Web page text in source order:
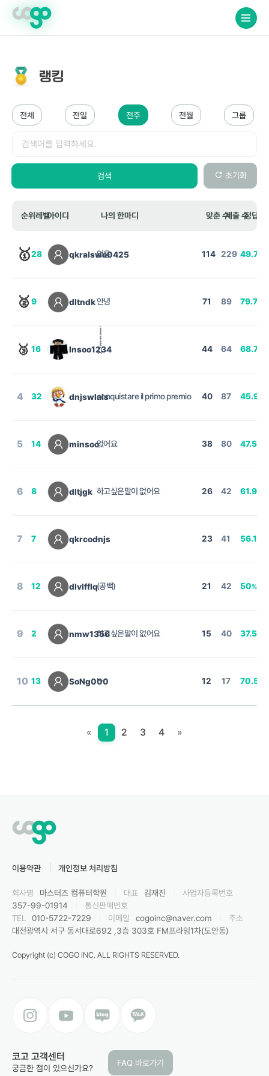
crossorigin="anonymous">
랭킹
전체 전일 전주 전월
그룹
검색 초기화
순위레벨아이디 나의 한마디 맞춘 수제출 수정답
🥇28 qkralswo0425
없음 114 229 49.78
🥈9 dltndk안녕 71 89 79.78
🥉 16 Insoo1234
ฏ๎๎๎๎๎๎๎๎๎๎๎๎๎๎๎๎๎๎๎๎๎๎๎๎๎๎๎๎๎๎๎๎๎๎๎๎๎๎๎๎๎๎๎๎๎๎๎๎๎ 44 64 68.75
4 32 dnjswlalsconquistare il primo premio 40 87 45.98
5 14 minsoo없어요 38 80 47.5%
6 8 dltjgk 하고싶은말이 없어요 26 42 61.9%
7 7 qkrcodnjs
- 23 41 56.1
8 12 dlvlfflq(공백) 21 42 50%
9 2 nmw1356하고싶은말이 없어요 15 40 37.5%
10 13 SoNg000
'ㅡ' 12 17 70.59
« 1 2 3 4 »
이용약관 개인정보 처리방침
회사명 마스터즈 컴퓨터학원 대표 김재진
사업자등록번호
357-99-01914
통신판매번호
TEL
010-5722-7229 이메일 cogoinc@naver.com
주소
대전광역시 서구 동서대로692 ,3층 303호 FM프라임1차(도안동)
Copyright (c) COGO INC. ALL RIGHTS RESERVED.
코고 고객센터
궁금한 점이 있으신가요?
FAQ 바로가기